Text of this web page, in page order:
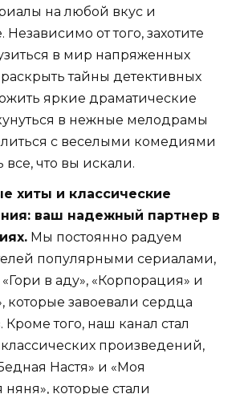
на любой вкус и
Независимо от того, захотите
в мир напряженных
тайны детективных
яркие драматические
в нежные мелодрамы
с веселыми комедиями
все, что вы искали.
хиты и классические
ваш надежный партнер в
Мы постоянно радуем
популярными сериалами,
в аду», «Корпорация» и
которые завоевали сердца
того, наш канал стал
произведений,
Настя» и «Моя
няня», которые стали